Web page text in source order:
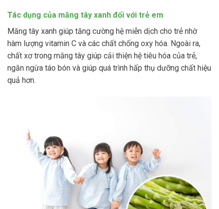
Tác dụng của măng tây xanh đối với trẻ em
Măng tây xanh giúp tăng cường hệ miễn dịch cho trẻ nhờ
hàm lượng vitamin C và các chất chống oxy hóa. Ngoài ra,
chất xơ trong măng tây giúp cải thiện hệ tiêu hóa của trẻ,
ngăn ngừa táo bón và giúp quá trình hấp thụ dưỡng chất hiệu
quả hơn.